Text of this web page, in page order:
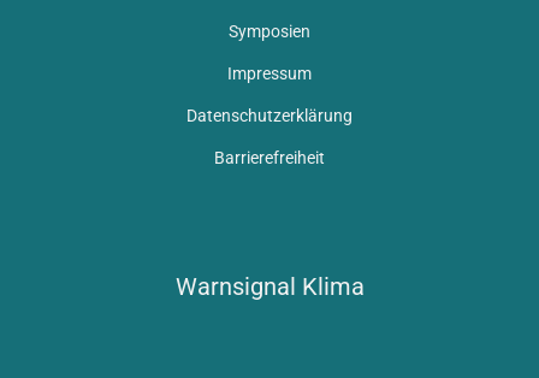
Symposien
Impressum
Datenschutzerklärung
Barrierefreiheit
Warnsignal Klima